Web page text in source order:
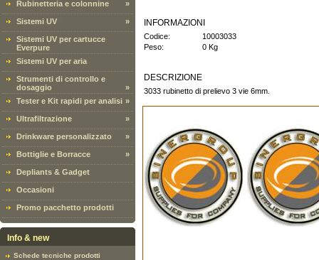
Rubinetteria e colonnine »
Sistemi UV »
Sistemi UV per cartucce
Everpure
Sistemi UV per aria
Strumenti di controllo e
dosaggio
»
Tester e Kit rapidi per analisi »
Ultrafiltrazione »
Drinkware personalizzato »
Bottiglie e Borracce »
Depliants & Gadget
Occasioni
Promo pacchetto prodotti
Info & new
Schede tecniche prodotti
INFORMAZIONI
Codice:
10003033
Peso:
0 Kg
DESCRIZIONE
3033 rubinetto di prelievo 3 vie 6mm.